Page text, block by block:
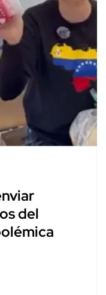
del